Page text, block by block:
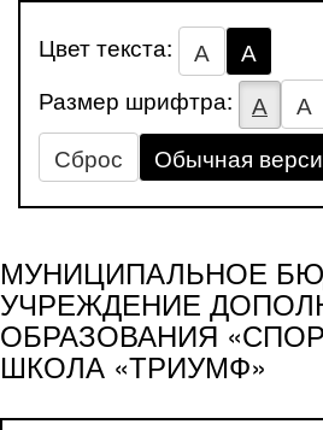
Цвет текста: А
А
Размер шрифтра:
А А
Сброс
Обычная
МУНИЦИПАЛЬНОЕ
УЧРЕЖДЕНИЕ
ОБРАЗОВАНИЯ
ШКОЛА «ТРИУМФ»